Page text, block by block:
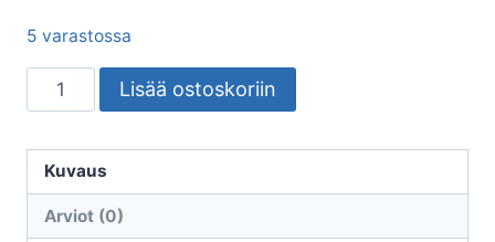
5 varastossa
VALOPROFIILI/-
NAUHA
12V
IP20
4,8W/m
Lisää ostoskoriin
Kuvaus
Arviot (0)